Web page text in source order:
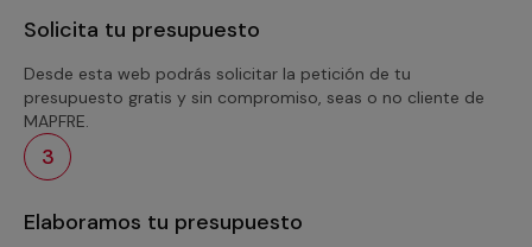
Solicita tu presupuesto
Desde esta web podrás solicitar la petición de tu
presupuesto gratis y sin compromiso, seas o no cliente de
MAPFRE.
3
Elaboramos tu presupuesto